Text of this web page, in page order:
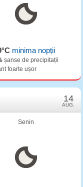
minima nopții
șanse de precipitații
foarte ușor
14
AUG.
Senin